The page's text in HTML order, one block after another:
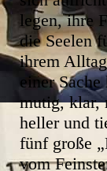
legen, ihre
die Seelen
ihrem
einer
mutig, klar,
heller und
fünf große
vom